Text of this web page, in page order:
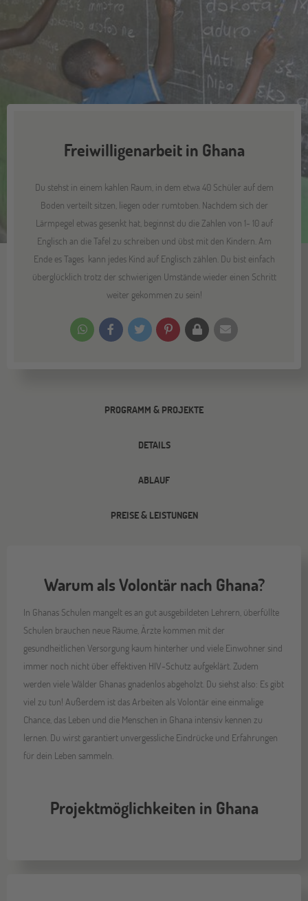
Freiwilligenarbeit in Ghana
Du stehst in einem kahlen Raum, in dem etwa 40 Schüler auf dem
Boden verteilt sitzen, liegen oder rumtoben. Nachdem sich der
Lärmpegel etwas gesenkt hat, beginnst du die Zahlen von 1- 10 auf
Englisch an die Tafel zu schreiben und übst mit den Kindern. Am
Ende es Tages kann jedes Kind auf Englisch zählen. Du bist einfach
überglücklich trotz der schwierigen Umstände wieder einen Schritt
weiter gekommen zu sein!
PROGRAMM & PROJEKTE
DETAILS
ABLAUF
PREISE & LEISTUNGEN
Warum als Volontär nach Ghana?
In Ghanas Schulen mangelt es an gut ausgebildeten Lehrern, überfüllte
Schulen brauchen neue Räume, Ärzte kommen mit der
gesundheitlichen Versorgung kaum hinterher und viele Einwohner sind
immer noch nicht über effektiven HIV-Schutz aufgeklärt. Zudem
werden viele Wälder Ghanas gnadenlos abgeholzt. Du siehst also: Es gibt
viel zu tun! Außerdem ist das Arbeiten als Volontär eine einmalige
Chance, das Leben und die Menschen in Ghana intensiv kennen zu
lernen. Du wirst garantiert unvergessliche Eindrücke und Erfahrungen
für dein Leben sammeln.
Projektmöglichkeiten in Ghana